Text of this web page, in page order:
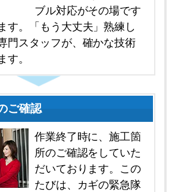
ブル対応がその場です
す。「もう大丈夫」熟練し
門スタッフが、確かな技術
す。
ご確認
作業終了時に、施工箇
所のご確認をしていた
だいております。この
たびは、カギの緊急隊